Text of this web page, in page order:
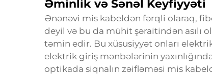
Əminlik və Sənəl Keyfiyyəti
Ənənəvi mis kabeldən fərqli olaraq,
deyil və bu da mühit şəraitindən asılı
təmin edir. Bu xüsusiyyət onları
elektrik giriş mənbələrinin
optikada siqnalın zəifləməsi mis